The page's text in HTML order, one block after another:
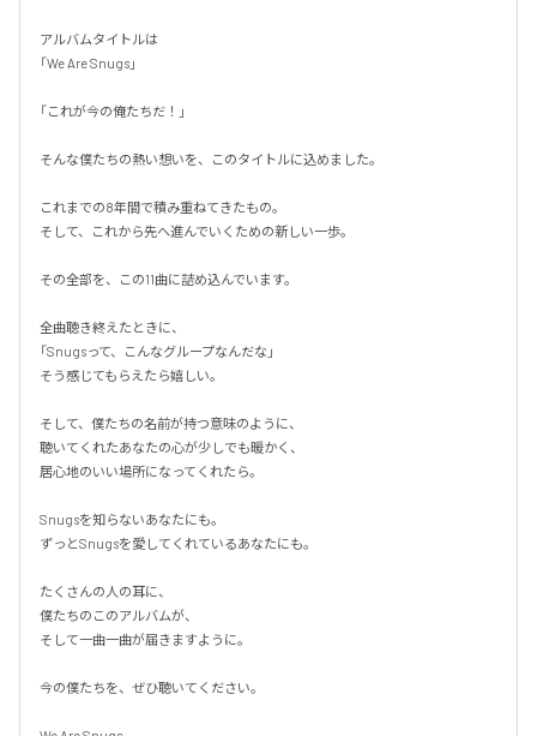
アルバムタイトルは
「We Are Snugs」
「これが今の俺たちだ！」
そんな僕たちの熱い想いを、このタイトルに込めました。
これまでの8年間で積み重ねてきたもの。
そして、これから先へ進んでいくための新しい一歩。
その全部を、この11曲に詰め込んでいます。
全曲聴き終えたときに、
「Snugsって、こんなグループなんだな」
そう感じてもらえたら嬉しい。
そして、僕たちの名前が持つ意味のように、
聴いてくれたあなたの心が少しでも暖かく、
居心地のいい場所になってくれたら。
Snugsを知らないあなたにも。
ずっとSnugsを愛してくれているあなたにも。
たくさんの人の耳に、
僕たちのこのアルバムが、
そして一曲一曲が届きますように。
今の僕たちを、ぜひ聴いてください。